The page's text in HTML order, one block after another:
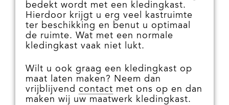
bedekt wordt met een kledingkast.
Hierdoor krijgt u erg veel kastruimte
ter beschikking en benut u optimaal
de ruimte. Wat met een normale
kledingkast vaak niet lukt.
Wilt u ook graag een kledingkast op
maat laten maken? Neem dan
vrijblijvend contact met ons op en dan
maken wij uw maatwerk kledingkast.